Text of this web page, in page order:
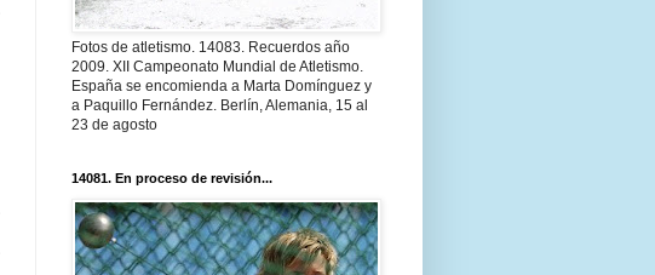
Fotos de atletismo. 14083. Recuerdos año
2009. XII Campeonato Mundial de Atletismo.
España se encomienda a Marta Domínguez y
a Paquillo Fernández. Berlín, Alemania, 15 al
23 de agosto
14081. En proceso de revisión...